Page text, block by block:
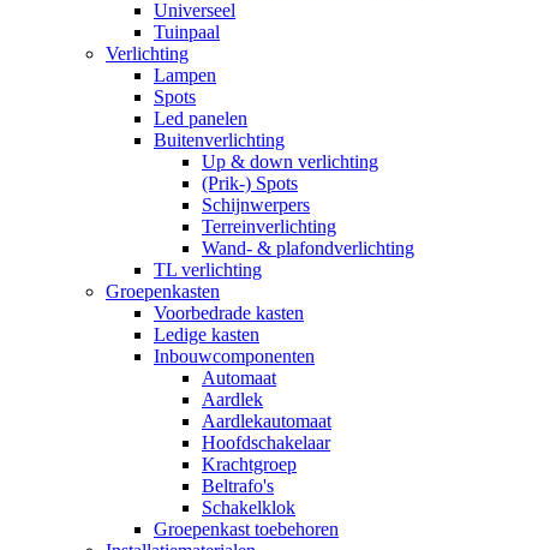
Universeel
Tuinpaal
Verlichting
Lampen
Spots
Led panelen
Buitenverlichting
Up & down verlichting
(Prik-) Spots
Schijnwerpers
Terreinverlichting
Wand- & plafondverlichting
TL verlichting
Groepenkasten
Voorbedrade kasten
Ledige kasten
Inbouwcomponenten
Automaat
Aardlek
Aardlekautomaat
Hoofdschakelaar
Krachtgroep
Beltrafo's
Schakelklok
Groepenkast toebehoren